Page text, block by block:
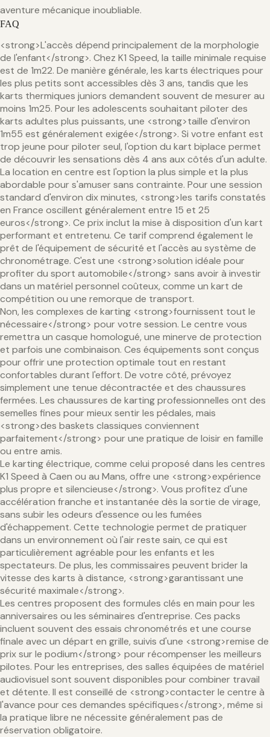
aventure mécanique inoubliable.
FAQ
<strong>L'accès dépend principalement de la morphologie
de l'enfant</strong>. Chez K1 Speed, la taille minimale requise
est de 1m22. De manière générale, les karts électriques pour
les plus petits sont accessibles dès 3 ans, tandis que les
karts thermiques juniors demandent souvent de mesurer au
moins 1m25. Pour les adolescents souhaitant piloter des
karts adultes plus puissants, une <strong>taille d'environ
1m55 est généralement exigée</strong>. Si votre enfant est
trop jeune pour piloter seul, l'option du kart biplace permet
de découvrir les sensations dès 4 ans aux côtés d'un adulte.
La location en centre est l'option la plus simple et la plus
abordable pour s'amuser sans contrainte. Pour une session
standard d'environ dix minutes, <strong>les tarifs constatés
en France oscillent généralement entre 15 et 25
euros</strong>. Ce prix inclut la mise à disposition d'un kart
performant et entretenu. Ce tarif comprend également le
prêt de l'équipement de sécurité et l'accès au système de
chronométrage. C'est une <strong>solution idéale pour
profiter du sport automobile</strong> sans avoir à investir
dans un matériel personnel coûteux, comme un kart de
compétition ou une remorque de transport.
Non, les complexes de karting <strong>fournissent tout le
nécessaire</strong> pour votre session. Le centre vous
remettra un casque homologué, une minerve de protection
et parfois une combinaison. Ces équipements sont conçus
pour offrir une protection optimale tout en restant
confortables durant l'effort. De votre côté, prévoyez
simplement une tenue décontractée et des chaussures
fermées. Les chaussures de karting professionnelles ont des
semelles fines pour mieux sentir les pédales, mais
<strong>des baskets classiques conviennent
parfaitement</strong> pour une pratique de loisir en famille
ou entre amis.
Le karting électrique, comme celui proposé dans les centres
K1 Speed à Caen ou au Mans, offre une <strong>expérience
plus propre et silencieuse</strong>. Vous profitez d'une
accélération franche et instantanée dès la sortie de virage,
sans subir les odeurs d'essence ou les fumées
d'échappement. Cette technologie permet de pratiquer
dans un environnement où l'air reste sain, ce qui est
particulièrement agréable pour les enfants et les
spectateurs. De plus, les commissaires peuvent brider la
vitesse des karts à distance, <strong>garantissant une
sécurité maximale</strong>.
Les centres proposent des formules clés en main pour les
anniversaires ou les séminaires d'entreprise. Ces packs
incluent souvent des essais chronométrés et une course
finale avec un départ en grille, suivis d'une <strong>remise de
prix sur le podium</strong> pour récompenser les meilleurs
pilotes. Pour les entreprises, des salles équipées de matériel
audiovisuel sont souvent disponibles pour combiner travail
et détente. Il est conseillé de <strong>contacter le centre à
l'avance pour ces demandes spécifiques</strong>, même si
la pratique libre ne nécessite généralement pas de
réservation obligatoire.